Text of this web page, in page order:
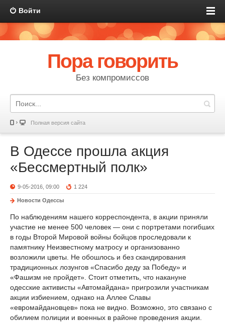
Войти
Пора говорить
Без компромиссов
Полная версия сайта
В Одессе прошла акция
«Бессмертный полк»
9-05-2016, 09:00 1 224
Новости Одессы
По наблюдениям нашего корреспондента, в акции приняли
участие не менее 500 человек — они с портретами погибших
в годы Второй Мировой войны бойцов проследовали к
памятнику Неизвестному матросу и организованно
возложили цветы. Не обошлось и без скандирования
традиционных лозунгов «Спасибо деду за Победу» и
«Фашизм не пройдет». Стоит отметить, что накануне
одесские активисты «Автомайдана» пригрозили участникам
акции избиением, однако на Аллее Славы
«евромайдановцев» пока не видно. Возможно, это связано с
обилием полиции и военных в районе проведения акции.